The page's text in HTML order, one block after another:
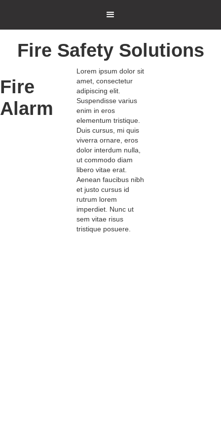
Fire Safety Solutions
Fire
Alarm
Lorem ipsum dolor sit
amet, consectetur
adipiscing elit.
Suspendisse varius
enim in eros
elementum tristique.
Duis cursus, mi quis
viverra ornare, eros
dolor interdum nulla,
ut commodo diam
libero vitae erat.
Aenean faucibus nibh
et justo cursus id
rutrum lorem
imperdiet. Nunc ut
sem vitae risus
tristique posuere.